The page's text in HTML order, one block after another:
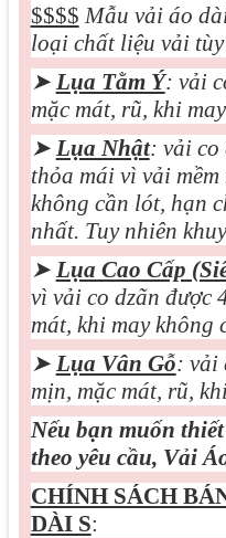
$$$$ Mẫu vải áo
loại chất liệu vải
➤ Lụa Tằm Ý: vải
mặc mát, rũ, khi
➤ Lụa Nhật: vải co
thỏa mái vì vải
không cần lót, hạn
nhất. Tuy nhiên
➤ Lụa Cao Cấp
vì vải co dzãn được
mát, khi may không
➤ Lụa Vân Gỗ: vải
mịn, mặc mát, rũ,
Nếu bạn muốn
theo yêu cầu, Vải
CHÍNH SÁCH
DÀI S: